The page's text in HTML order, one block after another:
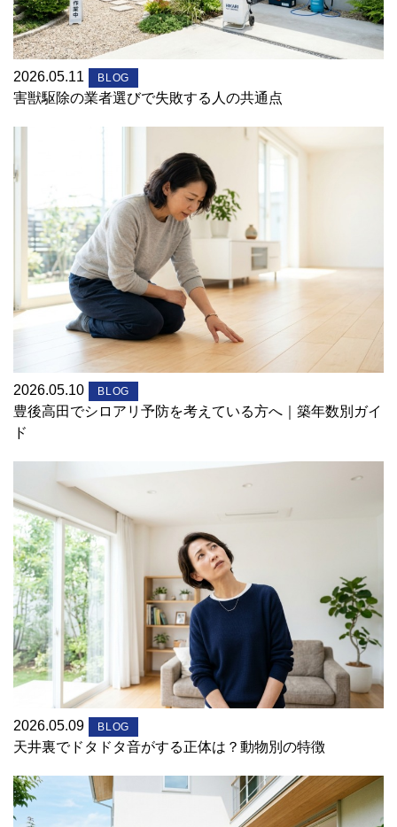
2026.05.11 BLOG
害獣駆除の業者選びで失敗する人の共通点
2026.05.10 BLOG
豊後高田でシロアリ予防を考えている方へ｜築年数別ガイ
ド
2026.05.09 BLOG
天井裏でドタドタ音がする正体は？動物別の特徴